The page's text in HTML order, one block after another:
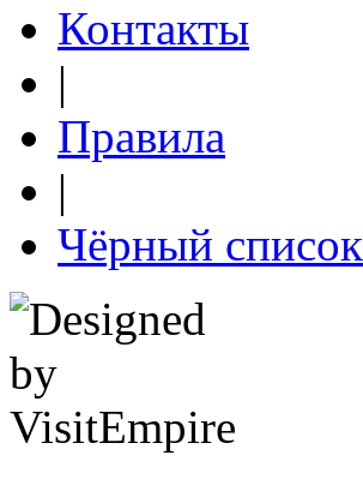
Контакты
|
Правила
|
Чёрный список